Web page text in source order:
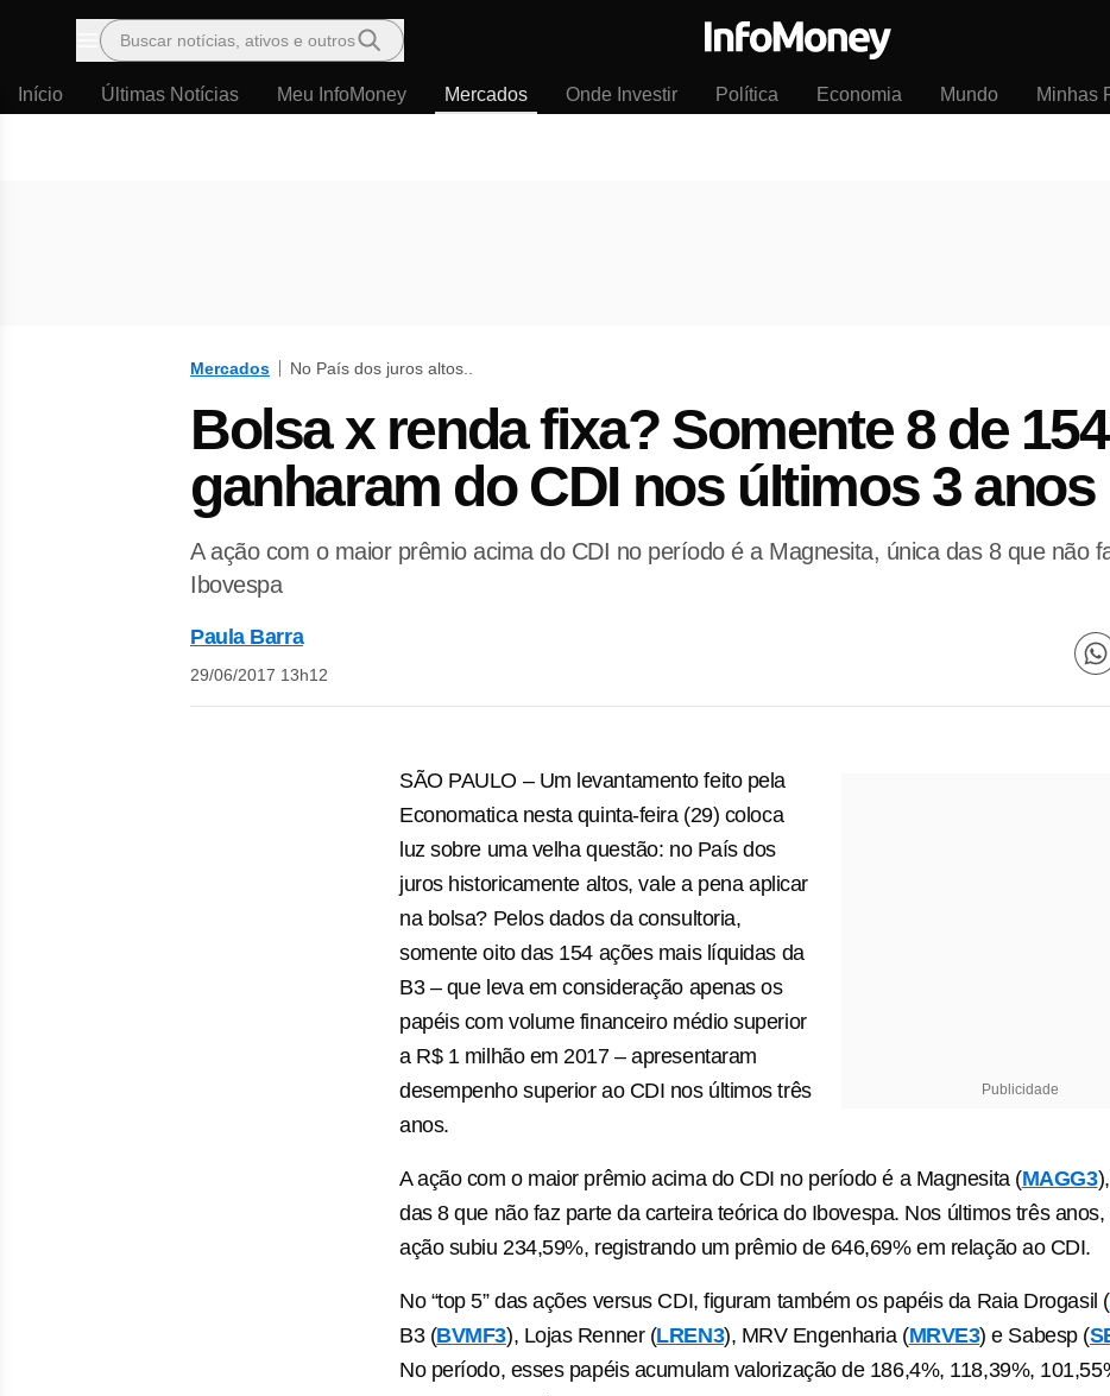
Menu
Buscar notícias, ativos e outros
Início Últimas Notícias Meu InfoMoney Mercados Onde Investir Política Economia Mundo Minhas
Mercados No País dos juros altos..
Bolsa x renda fixa? Somente 8 de
ganharam do CDI nos últimos 3 anos
A ação com o maior prêmio acima do CDI no período é a Magnesita, única das 8 que não
Ibovespa
Paula Barra
29/06/2017 13h12
Publicidade
SÃO PAULO – Um levantamento feito pela
Economatica nesta quinta-feira (29) coloca
luz sobre uma velha questão: no País dos
juros historicamente altos, vale a pena aplicar
na bolsa? Pelos dados da consultoria,
somente oito das 154 ações mais líquidas da
B3 – que leva em consideração apenas os
papéis com volume financeiro médio superior
a R$ 1 milhão em 2017 – apresentaram
desempenho superior ao CDI nos últimos três
anos.
A ação com o maior prêmio acima do CDI no período é a Magnesita (MAGG3
das 8 que não faz parte da carteira teórica do Ibovespa. Nos últimos três anos,
ação subiu 234,59%, registrando um prêmio de 646,69% em relação ao CDI.
No “top 5” das ações versus CDI, figuram também os papéis da Raia Drogasil (
B3 (BVMF3), Lojas Renner (LREN3), MRV Engenharia (MRVE3) e Sabesp (
No período, esses papéis acumulam valorização de 186,4%, 118,39%,